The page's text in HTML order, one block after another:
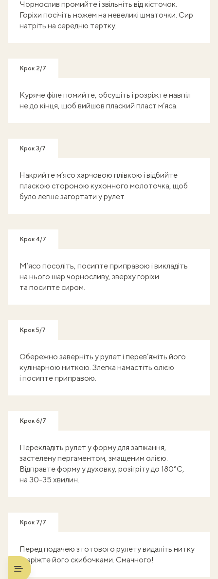
Чорнослив промийте і звільніть від кісточок.
Горіхи посічіть ножем на невеликі шматочки. Сир
натріть на середню тертку.
Крок 2/7
Куряче філе помийте, обсушіть і розріжте навпіл
не до кінця, щоб вийшов плаский пласт м’яса.
Крок 3/7
Накрийте м’ясо харчовою плівкою і відбийте
пласкою стороною кухонного молоточка, щоб
було легше загортати у рулет.
Крок 4/7
М’ясо посоліть, посипте приправою і викладіть
на нього шар чорносливу, зверху горіхи
та посипте сиром.
Крок 5/7
Обережно заверніть у рулет і перев’яжіть його
кулінарною ниткою. Злегка намастіть олією
і посипте приправою.
Крок 6/7
Перекладіть рулет у форму для запікання,
застелену пергаментом, змащеним олією.
Відправте форму у духовку, розігріту до 180°C,
на 30-35 хвилин.
Крок 7/7
Перед подачею з готового рулету видаліть нитку
і наріжте його скибочками. Смачного!